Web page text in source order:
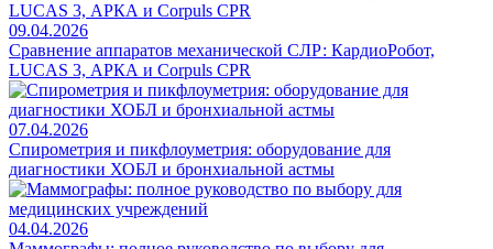
09.04.2026
Сравнение аппаратов механической СЛР: КардиоРобот,
LUCAS 3, АРКА и Corpuls CPR
07.04.2026
Спирометрия и пикфлоуметрия: оборудование для
диагностики ХОБЛ и бронхиальной астмы
04.04.2026